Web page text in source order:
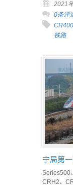
2021
0条评
铁路
宁局第
Series500
CRH2、